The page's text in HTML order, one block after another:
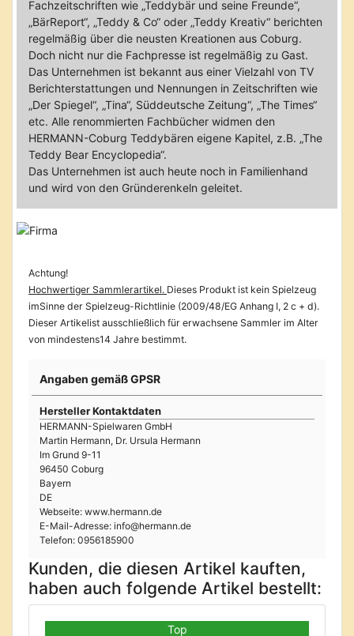
Fachzeitschriften wie „Teddybär und seine Freunde“,
„BärReport“, „Teddy & Co“ oder „Teddy Kreativ“ berichten
regelmäßig über die neusten Kreationen aus Coburg.
Doch nicht nur die Fachpresse ist regelmäßig zu Gast.
Das Unternehmen ist bekannt aus einer Vielzahl von TV
Berichterstattungen und Nennungen in Zeitschriften wie
„Der Spiegel“, „Tina“, Süddeutsche Zeitung“, „The Times“
etc. Alle renommierten Fachbücher widmen den
HERMANN-Coburg Teddybären eigene Kapitel, z.B. „The
Teddy Bear Encyclopedia“.
Das Unternehmen ist auch heute noch in Familienhand
und wird von den Gründerenkeln geleitet.
Achtung!
Hochwertiger Sammlerartikel. Dieses Produkt ist kein Spielzeug
imSinne der Spielzeug-Richtlinie (2009/48/EG Anhang I, 2 c + d).
Dieser Artikelist ausschließlich für erwachsene Sammler im Alter
von mindestens14 Jahre bestimmt.
Angaben gemäß GPSR
Hersteller Kontaktdaten
HERMANN-Spielwaren GmbH
Martin Hermann, Dr. Ursula Hermann
Im Grund 9-11
96450 Coburg
Bayern
DE
Webseite: www.hermann.de
E-Mail-Adresse: info@hermann.de
Telefon: 0956185900
Kunden, die diesen Artikel kauften,
haben auch folgende Artikel bestellt:
Top